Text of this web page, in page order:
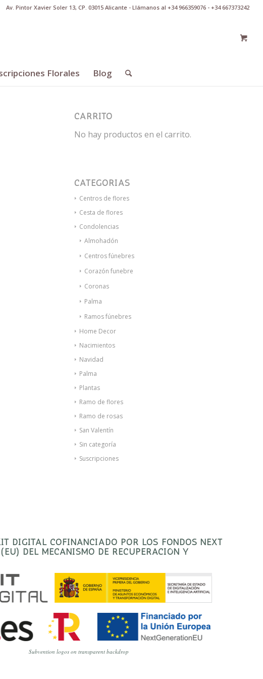
Av. Pintor Xavier Soler 13, CP. 03015 Alicante - Llámanos al +34 966359076 - +34 667373242
Florales Blog
CARRITO
No hay productos en el carrito.
CATEGORÍAS
Centros de flores
Cesta de flores
Condolencias
Almohadón
Centros fúnebres
Corazón funebre
Coronas
Palma
Ramos fúnebres
Home Decor
Nacimientos
Navidad
Palma
Plantas
Ramo de flores
Ramo de rosas
San Valentín
Sin categoría
Suscripciones
DIGITAL COFINANCIADO POR LOS FONDOS NEXT
DEL MECANISMO DE RECUPERACIÓN Y
Subvention logos on transparent backdrop